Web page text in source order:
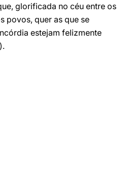
glorificada no céu entre os
povos, quer as que se
estejam felizmente